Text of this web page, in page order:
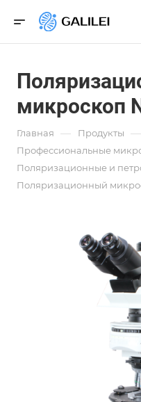
микроскоп
Главная — Продукты —
Профессиональные
Поляризационные и
Поляризационный